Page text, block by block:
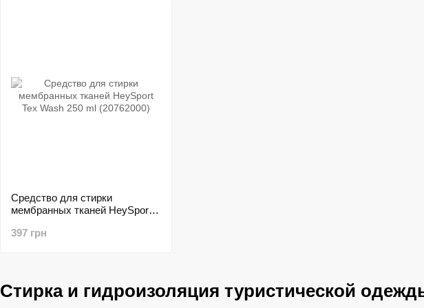
Стирка и гидроизоляция туристической
Средство для стирки
мембранных тканей HeySport
397 грн